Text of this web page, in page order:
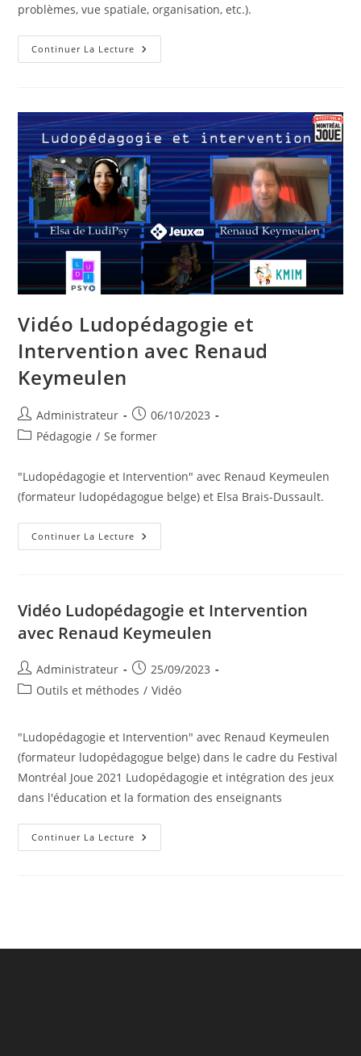
problèmes, vue spatiale, organisation, etc.).
Continuer La Lecture Site
Web
Mécaniques
Et
Métalliques
À
Monter
Vidéo Ludopédagogie et
Intervention avec Renaud
Keymeulen
Auteur/autrice
de
Administrateur
Publication
publiée :
06/10/2023
PostPédagogie / Se former
"Ludopédagogie et Intervention" avec Renaud Keymeulen
(formateur ludopédagogue belge) et Elsa Brais-Dussault.
Continuer La Lecture Vidéo
Ludopédagogie
Keymeulen
Vidéo Ludopédagogie et Intervention
avec Renaud Keymeulen
Auteur/autrice
de
Administrateur
Publication
publiée :
25/09/2023
PostOutils et méthodes / Vidéo
"Ludopédagogie et Intervention" avec Renaud Keymeulen
(formateur ludopédagogue belge) dans le cadre du Festival
Montréal Joue 2021 Ludopédagogie et intégration des jeux
dans l'éducation et la formation des enseignants
Continuer La Lecture Vidéo
Ludopédagogie